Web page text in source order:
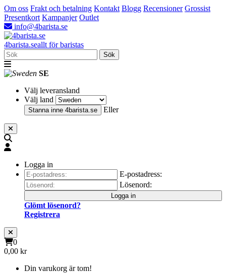
Om oss Frakt och betalning Kontakt Blogg Recensioner Grossist
Presentkort Kampanjer Outlet
info@4barista.se
4barista.seallt för baristas
Sök
SE
Välj leveransland
Välj land
Stanna inne 4barista.se Eller
Logga in
E-postadress:
Lösenord:
Logga in
Glömt lösenord?
Registrera
0
0,00 kr
Din varukorg är tom!